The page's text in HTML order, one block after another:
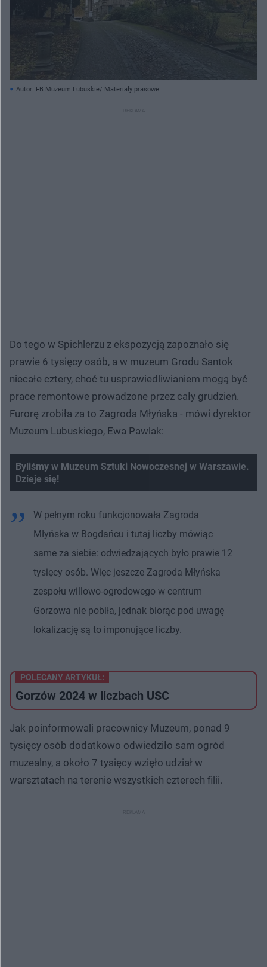
Autor: FB Muzeum Lubuskie/ Materiały prasowe
Do tego w Spichlerzu z ekspozycją zapoznało się
prawie 6 tysięcy osób, a w muzeum Grodu Santok
niecałe cztery, choć tu usprawiedliwianiem mogą być
prace remontowe prowadzone przez cały grudzień.
Furorę zrobiła za to Zagroda Młyńska - mówi dyrektor
Muzeum Lubuskiego, Ewa Pawlak:
Byliśmy w Muzeum Sztuki Nowoczesnej w Warszawie.
Dzieje się!
W pełnym roku funkcjonowała Zagroda
Młyńska w Bogdańcu i tutaj liczby mówiąc
same za siebie: odwiedzających było prawie 12
tysięcy osób. Więc jeszcze Zagroda Młyńska
zespołu willowo-ogrodowego w centrum
Gorzowa nie pobiła, jednak biorąc pod uwagę
lokalizację są to imponujące liczby.
POLECANY ARTYKUŁ:
Gorzów 2024 w liczbach USC
Jak poinformowali pracownicy Muzeum, ponad 9
tysięcy osób dodatkowo odwiedziło sam ogród
muzealny, a około 7 tysięcy wzięło udział w
warsztatach na terenie wszystkich czterech filii.